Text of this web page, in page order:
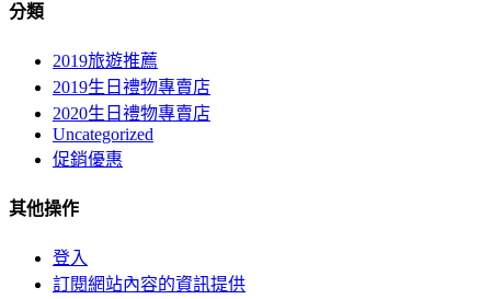
分類
2019旅遊推薦
2019生日禮物專賣店
2020生日禮物專賣店
Uncategorized
促銷優惠
其他操作
登入
訂閱網站內容的資訊提供